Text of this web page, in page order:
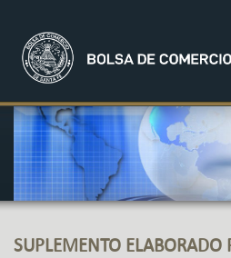
SUPLEMENTO ELABORADO